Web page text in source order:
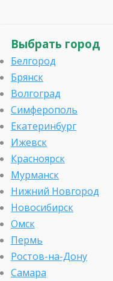
Выбрать город
Белгород
Брянск
Волгоград
Симферополь
Екатеринбург
Ижевск
Красноярск
Мурманск
Нижний Новгород
Новосибирск
Омск
Пермь
Ростов-на-Дону
Самара